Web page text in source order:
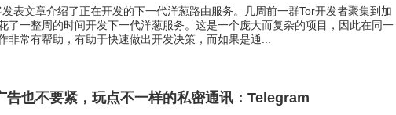
表文章介绍了正在开发的下一代洋葱路由服务。几周前一群Tor开发者聚集到加
了一整周的时间开发下一代洋葱服务。这是一个庞大而复杂的项目，因此在同一
非常有帮助，有助于快速做出开发决策，而如果是通...
告也不要紧，玩点不一样的私密通讯：Telegram